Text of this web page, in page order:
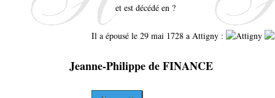
et est décédé en ?
Il a épousé le 29 mai 1728 a Attigny :
Jeanne-Philippe de FINANCE